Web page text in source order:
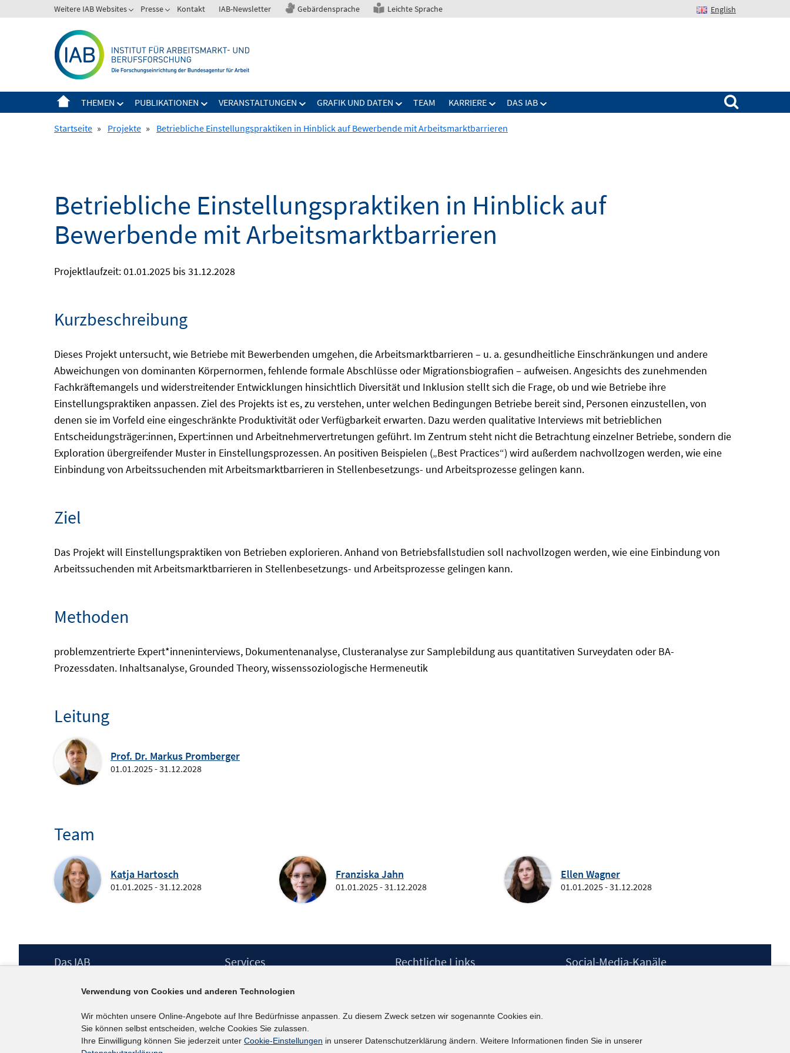
zum
Weitere IAB Websites Presse Kontakt IAB-Newsletter Gebärdensprache Leichte Sprache English
THEMEN PUBLIKATIONEN VERANSTALTUNGEN GRAFIK UND DATEN TEAM KARRIERE DAS IAB
Suchen nach:
Startseite » Projekte » Betriebliche Einstellungspraktiken in Hinblick auf Bewerbende mit Arbeitsmarktbarrieren
Betriebliche Einstellungspraktiken in Hinblick auf
Bewerbende mit Arbeitsmarktbarrieren
Projektlaufzeit: 01.01.2025 bis 31.12.2028
Kurzbeschreibung
Dieses Projekt untersucht, wie Betriebe mit Bewerbenden umgehen, die Arbeitsmarktbarrieren – u. a. gesundheitliche Einschränkungen und andere
Abweichungen von dominanten Körpernormen, fehlende formale Abschlüsse oder Migrationsbiografien – aufweisen. Angesichts des zunehmenden
Fachkräftemangels und widerstreitender Entwicklungen hinsichtlich Diversität und Inklusion stellt sich die Frage, ob und wie Betriebe ihre
Einstellungspraktiken anpassen. Ziel des Projekts ist es, zu verstehen, unter welchen Bedingungen Betriebe bereit sind, Personen einzustellen, von
denen sie im Vorfeld eine eingeschränkte Produktivität oder Verfügbarkeit erwarten. Dazu werden qualitative Interviews mit betrieblichen
Entscheidungsträger:innen, Expert:innen und Arbeitnehmervertretungen geführt. Im Zentrum steht nicht die Betrachtung einzelner Betriebe, sondern die
Exploration übergreifender Muster in Einstellungsprozessen. An positiven Beispielen („Best Practices“) wird außerdem nachvollzogen werden, wie eine
Einbindung von Arbeitssuchenden mit Arbeitsmarktbarrieren in Stellenbesetzungs- und Arbeitsprozesse gelingen kann.
Ziel
Das Projekt will Einstellungspraktiken von Betrieben explorieren. Anhand von Betriebsfallstudien soll nachvollzogen werden, wie eine Einbindung von
Arbeitssuchenden mit Arbeitsmarktbarrieren in Stellenbesetzungs- und Arbeitsprozesse gelingen kann.
Methoden
problemzentrierte Expert*inneninterviews, Dokumentenanalyse, Clusteranalyse zur Samplebildung aus quantitativen Surveydaten oder BA-
Prozessdaten. Inhaltsanalyse, Grounded Theory, wissenssoziologische Hermeneutik
Leitung
Prof. Dr. Markus Promberger
01.01.2025 - 31.12.2028
Team
Katja Hartosch
01.01.2025 - 31.12.2028
Franziska Jahn
01.01.2025 - 31.12.2028
Ellen Wagner
01.01.2025 - 31.12.2028
Footer
Das IAB
Berufsforschung (IAB) – unser Leitbild
Institutsleitung
Graduiertenprogramm
Befragungen
Services
IAB-Newsletter
Kontakt
Rechtliche Links
Erklärung zur Barrierefreiheit
Social-Media-Kanäle
kununu
Verwendung von Cookies und anderen Technologien
Wir möchten unsere Online-Angebote auf Ihre Bedürfnisse anpassen. Zu diesem Zweck setzen wir sogenannte Cookies ein.
Sie können selbst entscheiden, welche Cookies Sie zulassen.
Ihre Einwilligung können Sie jederzeit unter Cookie-Einstellungen in unserer Datenschutzerklärung ändern. Weitere Informationen finden Sie in unserer